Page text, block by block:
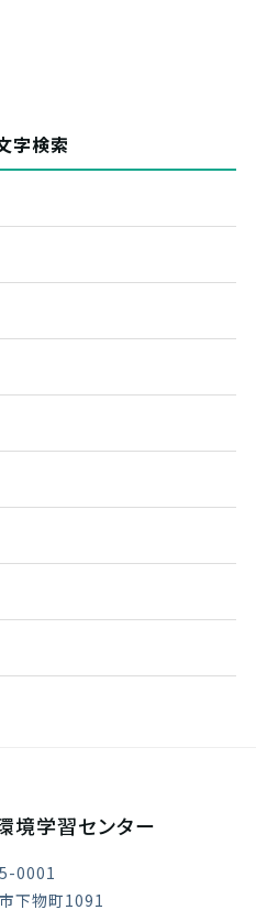
字検索
境学習センター
0001
下物町1091